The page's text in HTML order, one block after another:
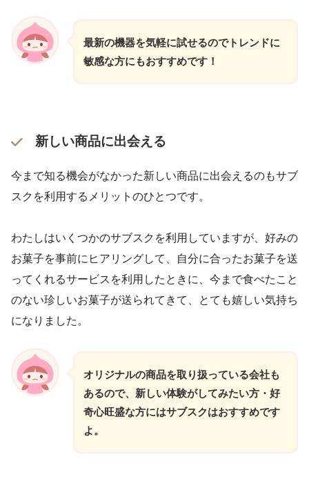
最新の機器を気軽に試せるのでトレンドに
敏感な方にもおすすめです！
新しい商品に出会える
今まで知る機会がなかった新しい商品に出会えるのもサブ
スクを利用するメリットのひとつです。
わたしはいくつかのサブスクを利用していますが、好みの
お菓子を事前にヒアリングして、自分に合ったお菓子を送
ってくれるサービスを利用したときに、今まで食べたこと
のない珍しいお菓子が送られてきて、とても嬉しい気持ち
になりました。
オリジナルの商品を取り扱っている会社も
あるので、新しい体験がしてみたい方・好
奇心旺盛な方にはサブスクはおすすめです
よ。